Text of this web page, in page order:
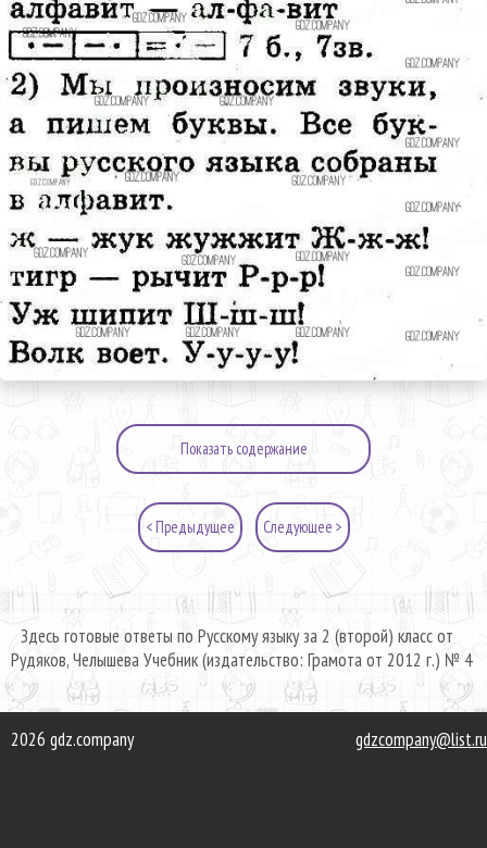
Показать содержание
< Предыдущее Следующее >
Здесь готовые ответы по Русскому языку за 2 (второй) класс от
Рудяков, Челышева Учебник (издательство: Грамота от 2012 г.) № 4
2026 gdz.company gdzcompany@list.ru